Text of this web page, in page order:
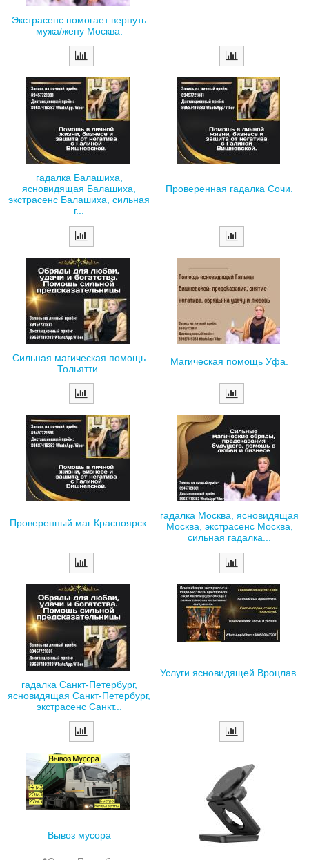
Экстрасенс помогает вернуть
мужа/жену Москва.
гадалка Балашиха,
ясновидящая Балашиха,
экстрасенс Балашиха, сильная
г...
Проверенная гадалка Сочи.
Сильная магическая помощь
Тольятти.
Магическая помощь Уфа.
Проверенный маг Красноярск.
гадалка Москва, ясновидящая
Москва, экстрасенс Москва,
сильная гадалка...
гадалка Санкт-Петербург,
ясновидящая Санкт-Петербург,
экстрасенс Санкт...
Услуги ясновидящей Вроцлав.
Вывоз мусора